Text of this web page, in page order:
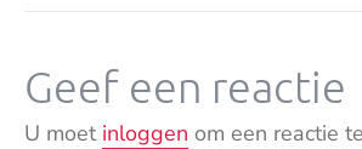
Geef een reactie
U moet inloggen om een reactie